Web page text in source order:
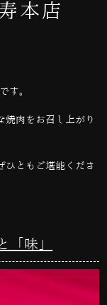
本店
す。
焼肉をお召し上がり
ひともご堪能くださ
「味」